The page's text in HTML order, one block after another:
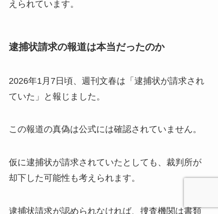
えられています。
逮捕状請求の報道は本当だったのか
2026年1月7日頃、週刊文春は「逮捕状が請求され
ていた」と報じました。
この報道の真偽は公式には確認されていません。
仮に逮捕状が請求されていたとしても、裁判所が
却下した可能性も考えられます。
逮捕状請求が認められなければ、捜査機関は書類